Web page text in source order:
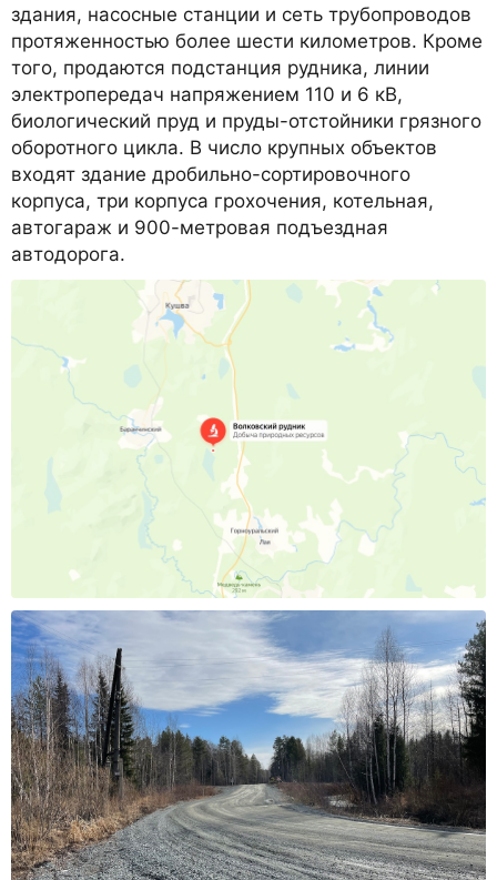
здания, насосные станции и сеть трубопроводов
протяженностью более шести километров. Кроме
того, продаются подстанция рудника, линии
электропередач напряжением 110 и 6 кВ,
биологический пруд и пруды-отстойники грязного
оборотного цикла. В число крупных объектов
входят здание дробильно-сортировочного
корпуса, три корпуса грохочения, котельная,
автогараж и 900-метровая подъездная
автодорога.